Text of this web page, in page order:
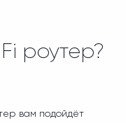
роутер?
вам подойдёт